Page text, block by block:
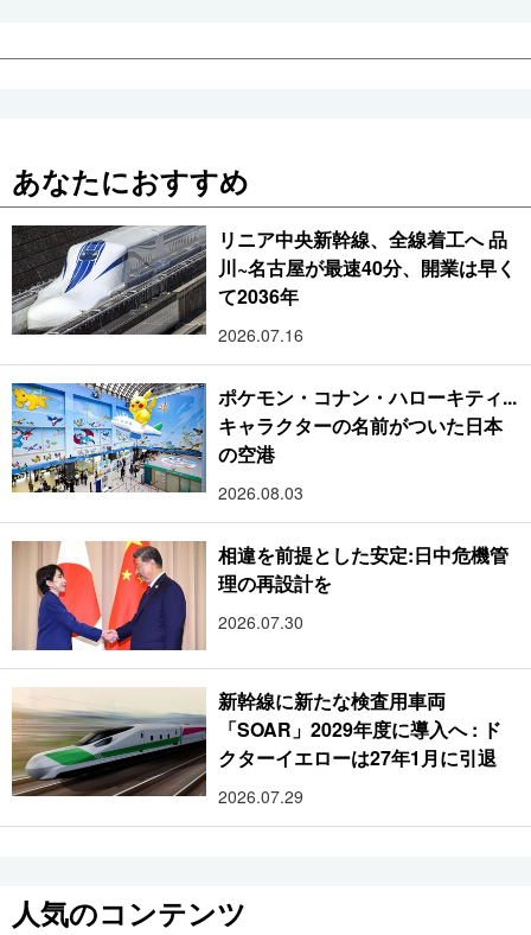
あなたにおすすめ
リニア中央新幹線、全線着工へ 品
川~名古屋が最速40分、開業は早く
て2036年
2026.07.16
ポケモン・コナン・ハローキティ...
キャラクターの名前がついた日本
の空港
2026.08.03
相違を前提とした安定:日中危機管
理の再設計を
2026.07.30
新幹線に新たな検査用車両
「SOAR」2029年度に導入へ : ド
クターイエローは27年1月に引退
2026.07.29
人気のコンテンツ